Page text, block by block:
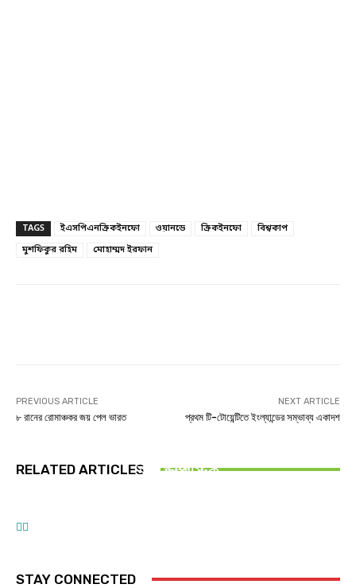
TAGS ইএসপিএনক্রিকইনফো ওয়ানডে ক্রিকইনফো
বিশ্বকাপ
মুশফিকুর রহিম
মোহাম্মদ ইরফান
PREVIOUS ARTICLE
৮ রানের রোমাঞ্চকর জয় পেল ভারত
NEXT ARTICLE
প্রথম টি-টোয়েন্টিতে ইংল্যান্ডের সম্ভাব্য একাদশ
RELATED ARTICLESমাইক্রোপ্লাস্টিক
ক্রিকেট
STAY CONNECTED